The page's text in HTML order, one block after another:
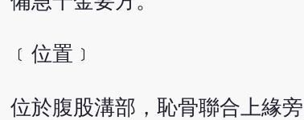
﹝位置﹞
位於腹股溝部，恥骨聯合上緣